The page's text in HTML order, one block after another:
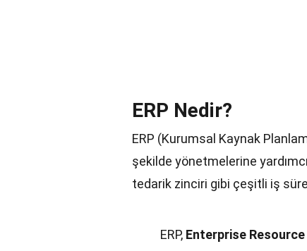
ERP Nedir?
ERP (Kurumsal Kaynak
şekilde yönetmelerine
tedarik zinciri gibi çeşitli iş
ERP, Enterprise